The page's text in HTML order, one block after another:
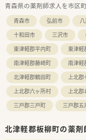
青森県の薬剤師求人を市区
青森市 弘前市
十和田市
三沢市
東津軽郡平内町
東津軽
南津軽郡藤崎町
南津軽
北津軽郡鶴田町
上北郡
上北郡六ヶ所村
上北郡
三戸郡三戸町
三戸郡五
北津軽郡板柳町の薬